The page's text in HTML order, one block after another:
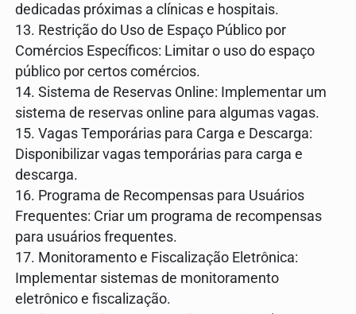
dedicadas próximas a clínicas e hospitais.
13. Restrição do Uso de Espaço Público por
Comércios Específicos: Limitar o uso do espaço
público por certos comércios.
14. Sistema de Reservas Online: Implementar um
sistema de reservas online para algumas vagas.
15. Vagas Temporárias para Carga e Descarga:
Disponibilizar vagas temporárias para carga e
descarga.
16. Programa de Recompensas para Usuários
Frequentes: Criar um programa de recompensas
para usuários frequentes.
17. Monitoramento e Fiscalização Eletrônica:
Implementar sistemas de monitoramento
eletrônico e fiscalização.